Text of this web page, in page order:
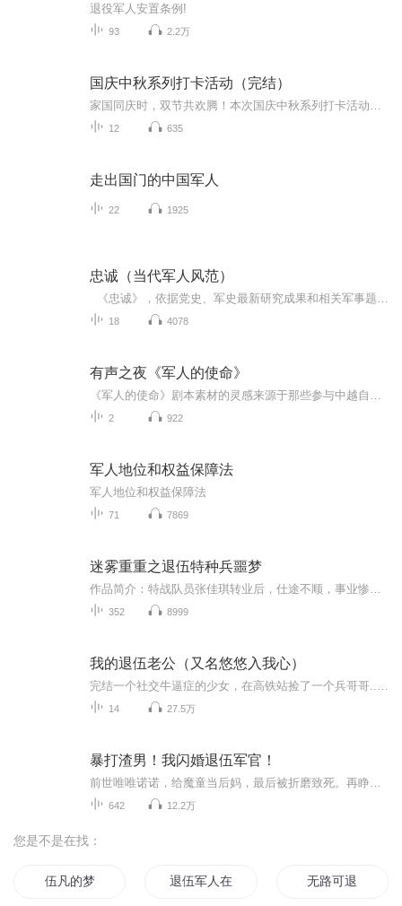
退役军人安置条例!
93 2.2万
国庆中秋系列打卡活动（完结）
12 635
走出国门的中国军人
22 1925
忠诚（当代军人风范）
18 4078
有声之夜《军人的使命》
2 922
军人地位和权益保障法
军人地位和权益保障法
71 7869
迷雾重重之退伍特种兵噩梦
352 8999
我的退伍老公（又名悠悠入我心）
14 27.5万
暴打渣男！我闪婚退伍军官！
642 12.2万
您是不是在找：
伍凡的梦 退伍军人在异界 无路可退